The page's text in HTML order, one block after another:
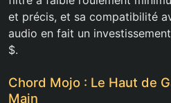
et précis, et sa compatibilité
audio en fait un
$.
Chord Mojo : Le Haut de
Main